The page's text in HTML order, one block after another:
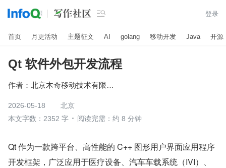
 登录
首页 月更活动 主题征文 AI golang 移动开发 Java 开源
Qt 软件外包开发流程
作者： 北京木奇移动技术有限公司
2026-05-18
北京
本文字数：2352 字
阅读完需：约 8 分钟
Qt 作为一款跨平台、高性能的 C++ 图形用户界面应用程序
开发框架，广泛应用于医疗设备、汽车车载系统（IVI）、